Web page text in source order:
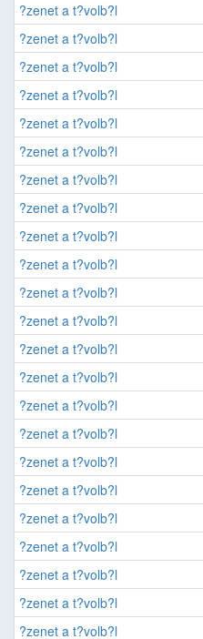
?zenet a t?volb?l
?zenet a t?volb?l
?zenet a t?volb?l
?zenet a t?volb?l
?zenet a t?volb?l
?zenet a t?volb?l
?zenet a t?volb?l
?zenet a t?volb?l
?zenet a t?volb?l
?zenet a t?volb?l
?zenet a t?volb?l
?zenet a t?volb?l
?zenet a t?volb?l
?zenet a t?volb?l
?zenet a t?volb?l
?zenet a t?volb?l
?zenet a t?volb?l
?zenet a t?volb?l
?zenet a t?volb?l
?zenet a t?volb?l
?zenet a t?volb?l
?zenet a t?volb?l
?zenet a t?volb?l